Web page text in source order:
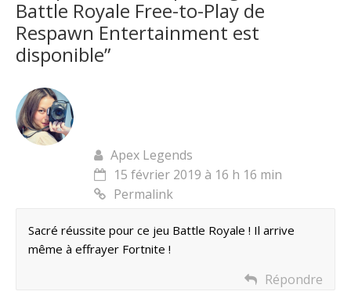
Battle Royale Free-to-Play de
Respawn Entertainment est
disponible”
Apex Legends
15 février 2019 à 16 h 16 min
Permalink
Sacré réussite pour ce jeu Battle Royale ! Il arrive
même à effrayer Fortnite !
Répondre